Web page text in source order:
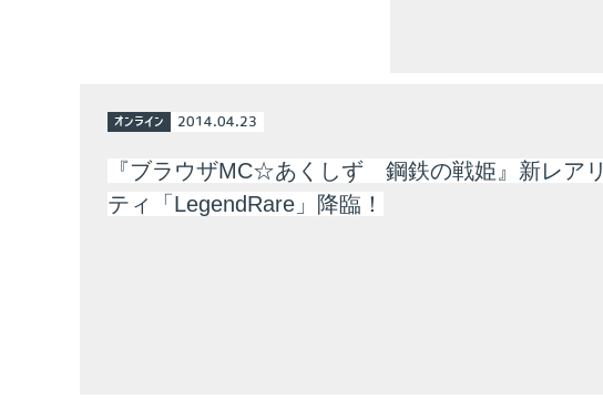
オンライン 2014.04.23
『ブラウザMC☆あくしず 鋼鉄の戦姫』新レアリ
ティ「LegendRare」降臨！